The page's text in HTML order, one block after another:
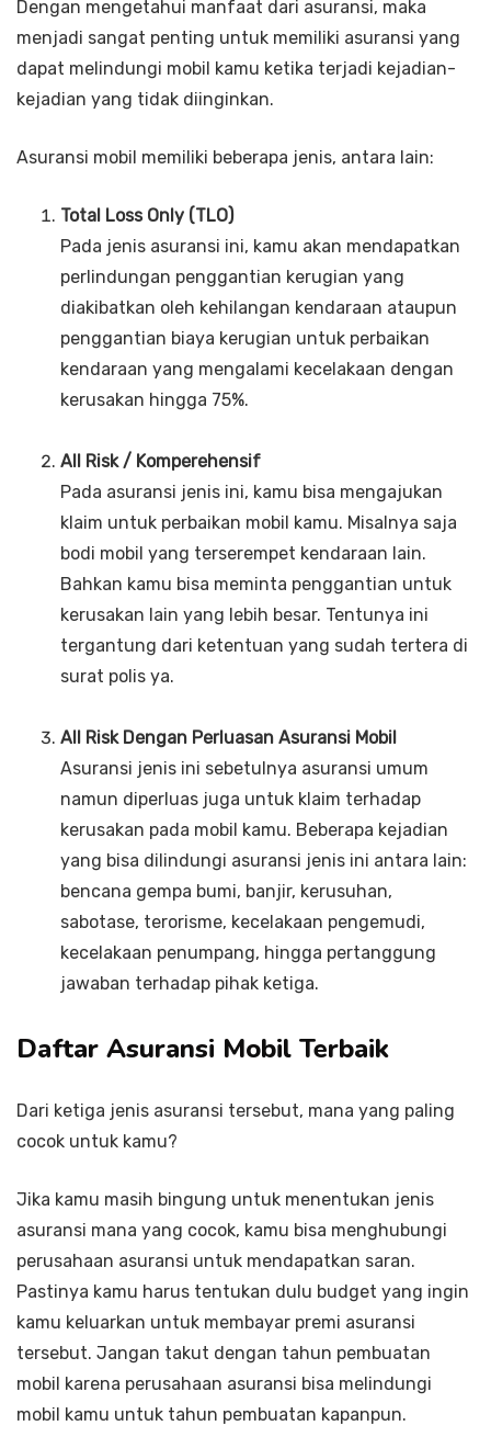
Dengan mengetahui manfaat dari asuransi, maka
menjadi sangat penting untuk memiliki asuransi yang
dapat melindungi mobil kamu ketika terjadi kejadian-
kejadian yang tidak diinginkan.
Asuransi mobil memiliki beberapa jenis, antara lain:
Total Loss Only (TLO)
Pada jenis asuransi ini, kamu akan mendapatkan
perlindungan penggantian kerugian yang
diakibatkan oleh kehilangan kendaraan ataupun
penggantian biaya kerugian untuk perbaikan
kendaraan yang mengalami kecelakaan dengan
kerusakan hingga 75%.
All Risk / Komperehensif
Pada asuransi jenis ini, kamu bisa mengajukan
klaim untuk perbaikan mobil kamu. Misalnya saja
bodi mobil yang terserempet kendaraan lain.
Bahkan kamu bisa meminta penggantian untuk
kerusakan lain yang lebih besar. Tentunya ini
tergantung dari ketentuan yang sudah tertera di
surat polis ya.
All Risk Dengan Perluasan Asuransi Mobil
Asuransi jenis ini sebetulnya asuransi umum
namun diperluas juga untuk klaim terhadap
kerusakan pada mobil kamu. Beberapa kejadian
yang bisa dilindungi asuransi jenis ini antara lain:
bencana gempa bumi, banjir, kerusuhan,
sabotase, terorisme, kecelakaan pengemudi,
kecelakaan penumpang, hingga pertanggung
jawaban terhadap pihak ketiga.
Daftar Asuransi Mobil Terbaik
Dari ketiga jenis asuransi tersebut, mana yang paling
cocok untuk kamu?
Jika kamu masih bingung untuk menentukan jenis
asuransi mana yang cocok, kamu bisa menghubungi
perusahaan asuransi untuk mendapatkan saran.
Pastinya kamu harus tentukan dulu budget yang ingin
kamu keluarkan untuk membayar premi asuransi
tersebut. Jangan takut dengan tahun pembuatan
mobil karena perusahaan asuransi bisa melindungi
mobil kamu untuk tahun pembuatan kapanpun.